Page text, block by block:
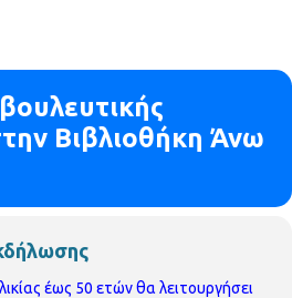
Βιβλιοθήκη Άνω
έως 50 ετών θα λειτουργήσει